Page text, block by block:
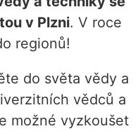
v Plzni. V roce
regionů!
do světa vědy a
vědců a
možné vyzkoušet